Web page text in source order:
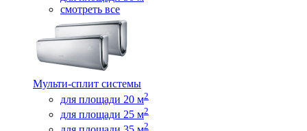
смотреть все
Мульти-сплит системы
для площади 20 м2
для площади 25 м2
2